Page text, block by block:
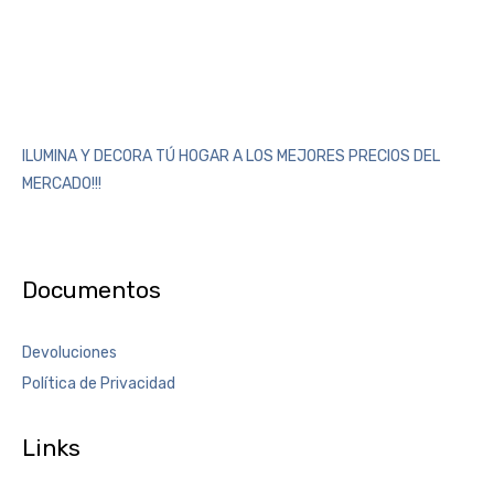
ILUMINA Y DECORA TÚ HOGAR A LOS MEJORES PRECIOS DEL
MERCADO!!!
Documentos
Devoluciones
Política de Privacidad
Links